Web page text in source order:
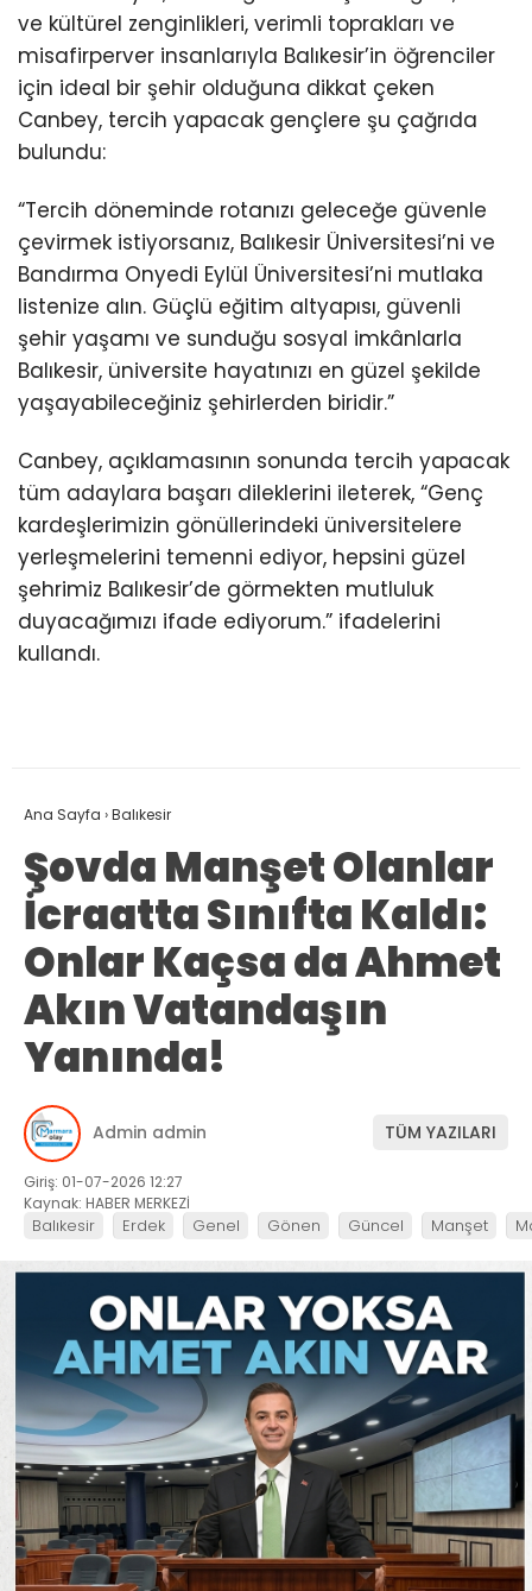
ve kültürel zenginlikleri, verimli toprakları ve
misafirperver insanlarıyla Balıkesir’in öğrenciler
için ideal bir şehir olduğuna dikkat çeken
Canbey, tercih yapacak gençlere şu çağrıda
bulundu:
“Tercih döneminde rotanızı geleceğe güvenle
çevirmek istiyorsanız, Balıkesir Üniversitesi’ni ve
Bandırma Onyedi Eylül Üniversitesi’ni mutlaka
listenize alın. Güçlü eğitim altyapısı, güvenli
şehir yaşamı ve sunduğu sosyal imkânlarla
Balıkesir, üniversite hayatınızı en güzel şekilde
yaşayabileceğiniz şehirlerden biridir.”
Canbey, açıklamasının sonunda tercih yapacak
tüm adaylara başarı dileklerini ileterek, “Genç
kardeşlerimizin gönüllerindeki üniversitelere
yerleşmelerini temenni ediyor, hepsini güzel
şehrimiz Balıkesir’de görmekten mutluluk
duyacağımızı ifade ediyorum.” ifadelerini
kullandı.
Ana Sayfa ›Balıkesir
Şovda Manşet Olanlar
İcraatta Sınıfta Kaldı:
Onlar Kaçsa da Ahmet
Akın Vatandaşın
Yanında!
Admin admin TÜM YAZILARI
Giriş: 01-07-2026 12:27
Kaynak: HABER MERKEZİ
Balıkesir Erdek Genel Gönen Güncel Manşet